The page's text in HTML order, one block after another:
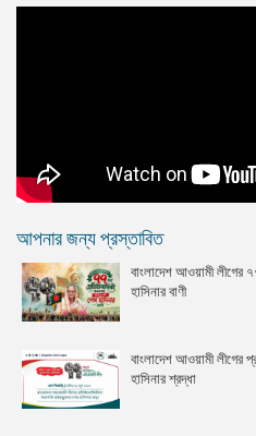
আপনার জন্য প্রস্তাবিত
বাংলাদেশ আওয়ামী লীগের
হাসিনার বাণী
বাংলাদেশ আওয়ামী লীগের
হাসিনার শ্রদ্ধা